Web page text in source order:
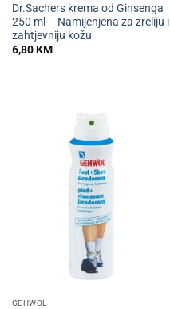
Dr.Sachers krema od Ginsenga
250 ml – Namijenjena za zreliju i
zahtjevniju kožu
6,80KM
GEHWOL